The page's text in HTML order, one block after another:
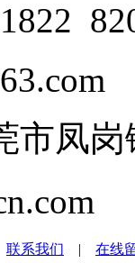
市凤
联系我们 | 在线